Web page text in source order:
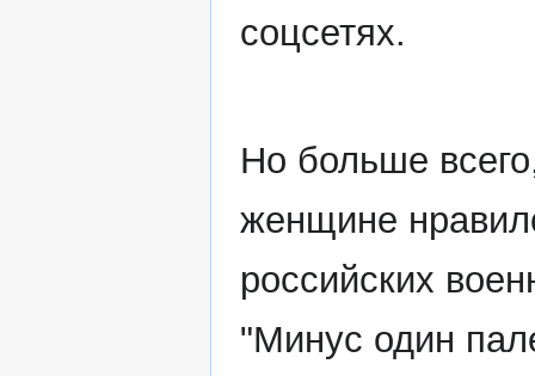
соцсетях.
Но больше
женщине
российских
"Минус один